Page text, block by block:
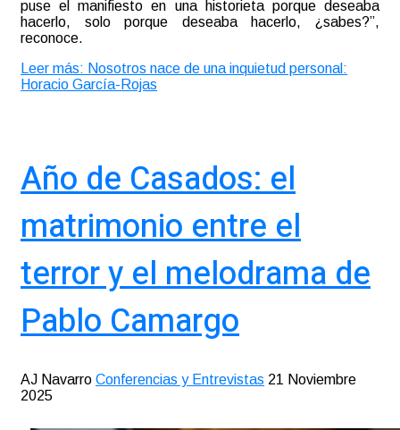
puse el manifiesto en una historieta porque deseaba
hacerlo, solo porque deseaba hacerlo, ¿sabes?”,
reconoce.
Leer más: Nosotros nace de una inquietud personal:
Horacio García-Rojas
Año de Casados: el
matrimonio entre el
terror y el melodrama de
Pablo Camargo
AJ Navarro Conferencias y Entrevistas 21 Noviembre
2025